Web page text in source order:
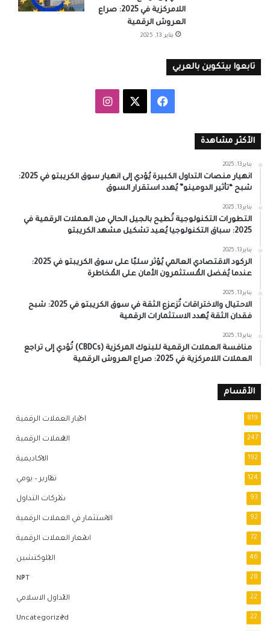
اللامركزية في 2025: صراع
العروش الرقمية
يناير 13, 2025
تابعوا بيتكوين بالعربي
فيسبوك انستقرام
الأكثر مشاهدة
يناير 13, 2025
انهيار منصات التداول الكبيرة يُؤدي إلى انهيار سوق الكريبتو في 2025:
شبح “تأثير الدومينو” يُهدد استقرار السوق
يناير 13, 2025
التطورات التكنولوجية تُطيح بالجيل الحالي من العملات الرقمية في
2025: سباق التكنولوجيا يُعيد تشكيل مشهد الكريبتو
يناير 13, 2025
الركود الاقتصادي العالمي يُؤثر سلبًا على سوق الكريبتو في 2025:
عندما يُفضل المُستثمرون الأمان على المُخاطرة
يناير 13, 2025
الاحتيال والاختراقات تُزعزع الثقة في سوق الكريبتو في 2025: شبح
فقدان الثقة يُهدد الاستثمارات الرقمية
يناير 13, 2025
منافسة العملات الرقمية للبنوك المركزية (CBDCs) تُؤدي إلى تراجع
العملات اللامركزية في 2025: صراع العروش الرقمية
الأقسام
اخبار العملات الرقمية 819
العملات الرقمية 247
الاكاديمية 192
تقارير – يومي 124
شركات التداول 93
الاستثمار في العملات الرقمية 92
اسعار العملات الرقمية 72
البلوكتشين 46
NFT 28
التداول الاسلامي 22
Uncategorized 22